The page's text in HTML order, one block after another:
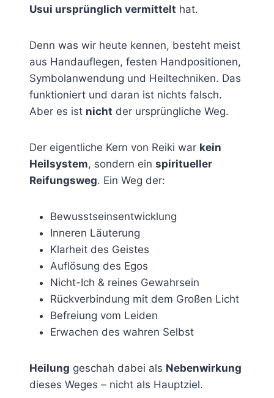
Usui ursprünglich vermittelt hat.
Denn was wir heute kennen, besteht meist
aus Handauflegen, festen Handpositionen,
Symbolanwendung und Heiltechniken. Das
funktioniert und daran ist nichts falsch.
Aber es ist nicht der ursprüngliche Weg.
Der eigentliche Kern von Reiki war kein
Heilsystem, sondern ein spiritueller
Reifungsweg. Ein Weg der:
Bewusstseinsentwicklung
Inneren Läuterung
Klarheit des Geistes
Auflösung des Egos
Nicht-Ich & reines Gewahrsein
Rückverbindung mit dem Großen Licht
Befreiung vom Leiden
Erwachen des wahren Selbst
Heilung geschah dabei als Nebenwirkung
dieses Weges – nicht als Hauptziel.